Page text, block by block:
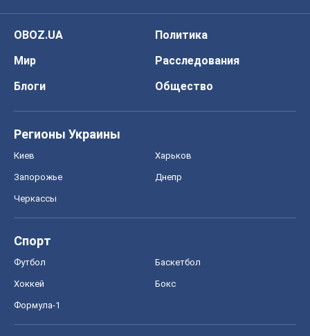
OBOZ.UA
Политика
Мир
Расследования
Блоги
Общество
Регионы Украины
Киев Харьков
Запорожье Днепр
Черкассы
Спорт
Футбол Баскетбол
Хоккей Бокс
Формула-1